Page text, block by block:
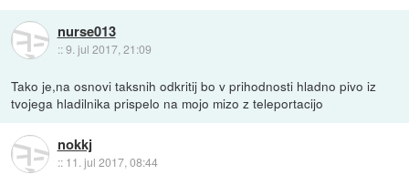
nurse013
::9. jul 2017, 21:09
Tako je,na osnovi taksnih odkritij bo v prihodnosti hladno pivo iz
tvojega hladilnika prispelo na mojo mizo z teleportacijo
nokkj
:: 11. jul 2017, 08:44